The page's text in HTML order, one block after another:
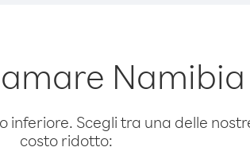
Scegli tra una delle
costo ridotto: